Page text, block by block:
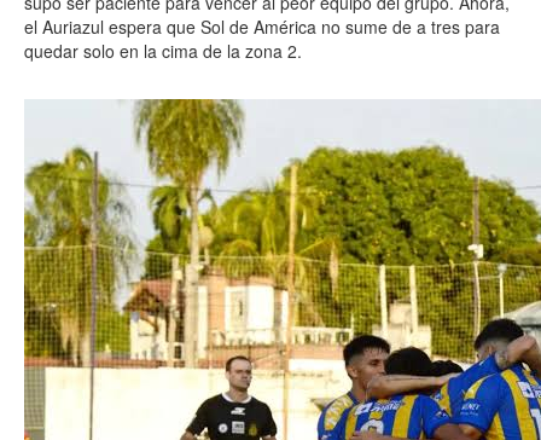
el Auriazul espera que Sol de América no sume de a tres para
quedar solo en la cima de la zona 2.